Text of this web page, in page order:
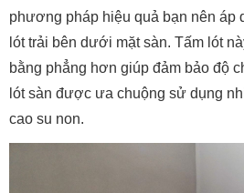
phương pháp hiệu quả bạn nên áp
lót trải bên dưới mặt sàn. Tấm lót
bằng phẳng hơn giúp đảm bảo độ
lót sàn được ưa chuộng sử dụng
cao su non.